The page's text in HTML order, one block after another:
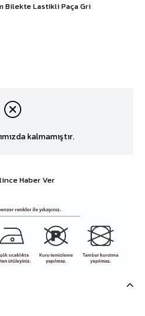
Bilekte Lastikli Paça Gri
kalmamıştır.
Haber Ver